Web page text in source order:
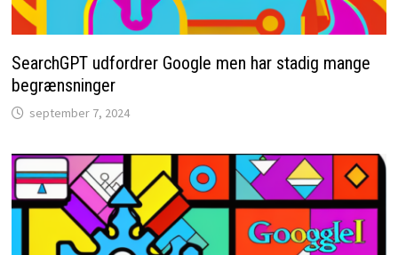
SearchGPT udfordrer Google men har stadig mange
begrænsninger
september 7, 2024